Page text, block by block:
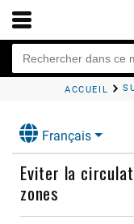
ACCUEIL
Français
Eviter la
zones